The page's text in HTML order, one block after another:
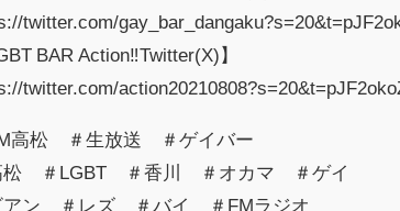
twitter.com/
BAR Action‼Twitter(X)】
twitter.com/
高松 ＃生放送 ＃ゲイバー
松 ＃LGBT ＃香川 ＃オカマ ＃ゲイ
アン ＃レズ ＃バイ ＃FMラジオ